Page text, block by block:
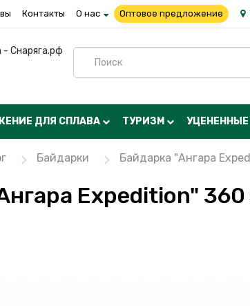
Контакты О нас Оптовое предложение
ДЛЯ СПЛАВА ТУРИЗМ
Байдарки Байдарка "Ангара
Expedition"